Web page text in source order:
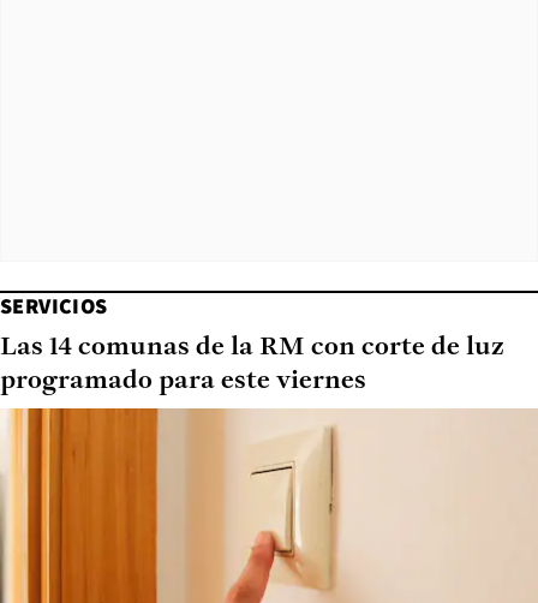
SERVICIOS
Las 14 comunas de la RM con corte de luz
programado para este viernes